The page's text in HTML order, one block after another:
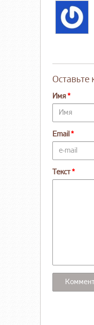
Оставьте
Имя
Email
Текст